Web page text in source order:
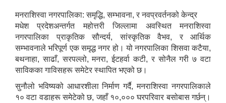
मनराशिस्वा नगरपालिका: समृद्धि, सम्भावना, र नवप्रवर्तनको केन्द्र
मधेश प्रदेशअन्तर्गत महोत्तरी जिल्लामा अवस्थित मनराशिस्वा
नगरपालिका प्राकृतिक सौन्दर्य, सांस्कृतिक वैभव, र आर्थिक
सम्भावनाले भरिपूर्ण एक समृद्ध नगर हो। यो नगरपालिका शिसवा कटैया,
बथनाहा, साढाँ, सरपल्लो, मनरा, ईटहर्वा कटी, र सोनैल गरी ७ वटा
साविकका गाविसहरू समेटेर स्थापित भएको छ।
सुनौलो भविष्यको आधारशीला निर्माण गर्दै, मनराशिस्वा नगरपालिकाले
१० वटा वडाहरू समेटेको छ, जहाँ १०,००० घरपरिवार बसोबास गर्छन्।